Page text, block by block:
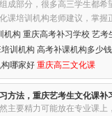
成部分，很多高三学生都希
课培训机构老师建议，掌握
阅读理解的关键。重庆艺考
机构 重庆高考补习学校 艺考
训机构 高考补课机构多少
构哪家好重庆高三文化课
方法，重庆艺考生文化课补
主要精力可能放在专业课上